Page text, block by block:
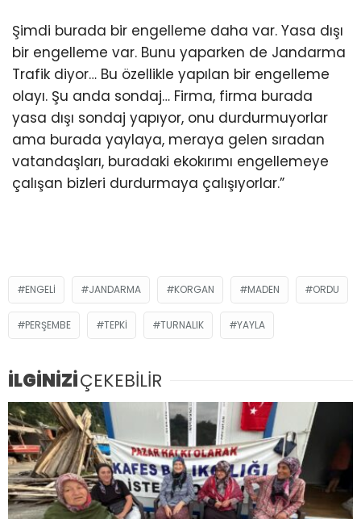
Şimdi burada bir engelleme daha var. Yasa dışı
bir engelleme var. Bunu yaparken de Jandarma
Trafik diyor… Bu özellikle yapılan bir engelleme
olayı. Şu anda sondaj… Firma, firma burada
yasa dışı sondaj yapıyor, onu durdurmuyorlar
ama burada yaylaya, meraya gelen sıradan
vatandaşları, buradaki ekokırımı engellemeye
çalışan bizleri durdurmaya çalışıyorlar.”
ENGELI JANDARMA KORGAN MADEN ORDU
PERŞEMBE TEPKİ TURNALIK YAYLA
İLGİNİZİÇEKEBİLİR